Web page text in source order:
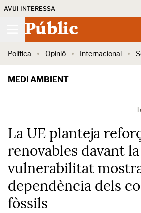
AVUI INTERESSA
Públic
Política Opinió Internacional
MEDI AMBIENT
La UE planteja
renovables davant la
vulnerabilitat
dependència dels
fòssils